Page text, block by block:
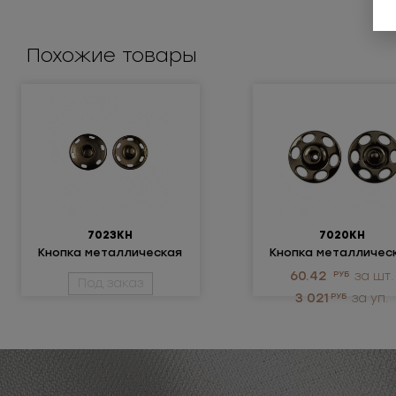
Похожие товары
7023КН
Кнопка металлическая
Под заказ
7020КН
Кнопка
60.42 РУБ за шт.
3 021 РУБ за уп.